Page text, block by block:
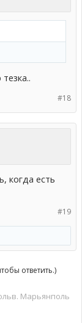
#18
когда есть
#19
ответить.)
Марьянполь